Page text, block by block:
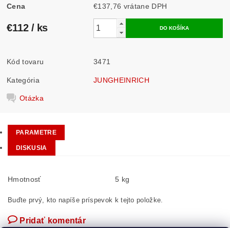
Cena €137,76 vrátane DPH
€112 / ks
Kód tovaru 3471
Kategória JUNGHEINRICH
Otázka
PARAMETRE
DISKUSIA
Hmotnosť 5 kg
Buďte prvý, kto napíše príspevok k tejto položke.
Pridať komentár